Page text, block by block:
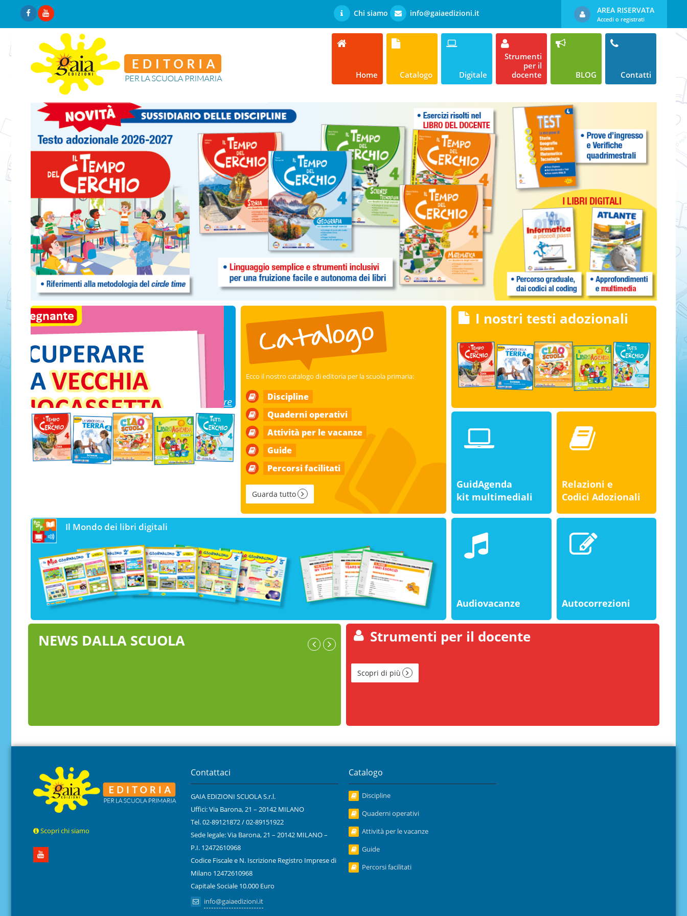
Chi siamo info@gaiaedizioni.it AREA RISERVATA
Accedi o registrati
Home Catalogo Digitale
Strumenti
per il
docente
BLOG Contatti
Ecco il nostro catalogo di editoria per la scuola primaria:
Discipline
Quaderni operativi
Attività per le vacanze
Guide
Percorsi facilitati
Guarda tutto
I nostri testi adozionali
GuidAgenda
kit multimediali
Relazioni e
Codici Adozionali
Il Mondo dei libri digitali
Audiovacanze Autocorrezioni
NEWS DALLA SCUOLA Strumenti per il docente
Scopri di più
Scopri chi siamo
Contattaci
GAIA EDIZIONI SCUOLA S.r.l.
Uffici: Via Barona, 21 – 20142 MILANO
Tel. 02-89121872 / 02-89151922
Sede legale: Via Barona, 21 – 20142 MILANO –
P.I. 12472610968
Codice Fiscale e N. Iscrizione Registro Imprese di
Milano 12472610968
Capitale Sociale 10.000 Euro
info@gaiaedizioni.it
Catalogo
Discipline
Quaderni operativi
Attività per le vacanze
Guide
Percorsi facilitati